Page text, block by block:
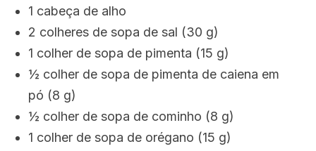
1 cabeça de alho
2 colheres de sopa de sal (30 g)
1 colher de sopa de pimenta (15 g)
½ colher de sopa de pimenta de caiena em
pó (8 g)
½ colher de sopa de cominho (8 g)
1 colher de sopa de orégano (15 g)